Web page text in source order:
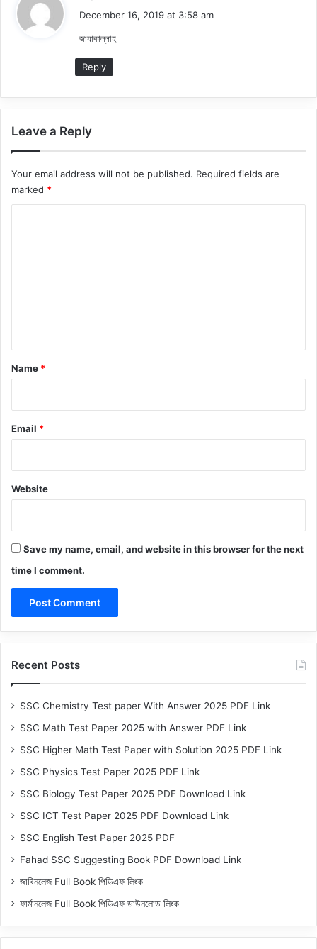
December 16, 2019 at 3:58 am
জাযাকাল্লাহ
Reply
Leave a Reply
Your email address will not be published. Required fields are
marked *
*
Name *
Email *
Website
Save my name, email, and website in this browser for the next
time I comment.
Recent Posts
SSC Chemistry Test paper With Answer 2025 PDF Link
SSC Math Test Paper 2025 with Answer PDF Link
SSC Higher Math Test Paper with Solution 2025 PDF Link
SSC Physics Test Paper 2025 PDF Link
SSC Biology Test Paper 2025 PDF Download Link
SSC ICT Test Paper 2025 PDF Download Link
SSC English Test Paper 2025 PDF
Fahad SSC Suggesting Book PDF Download Link
জাবিনলেজ Full Book পিডিএফ লিংক
ফার্মানলেজ Full Book পিডিএফ ডাউনলোড লিংক